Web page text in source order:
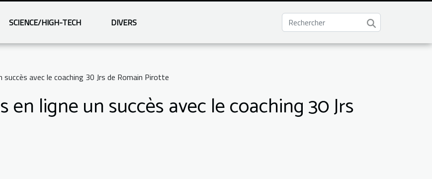
SCIENCE/HIGH-TECH DIVERS
succès avec le coaching 30 Jrs de Romain Pirotte
en ligne un succès avec le coaching 30 Jrs